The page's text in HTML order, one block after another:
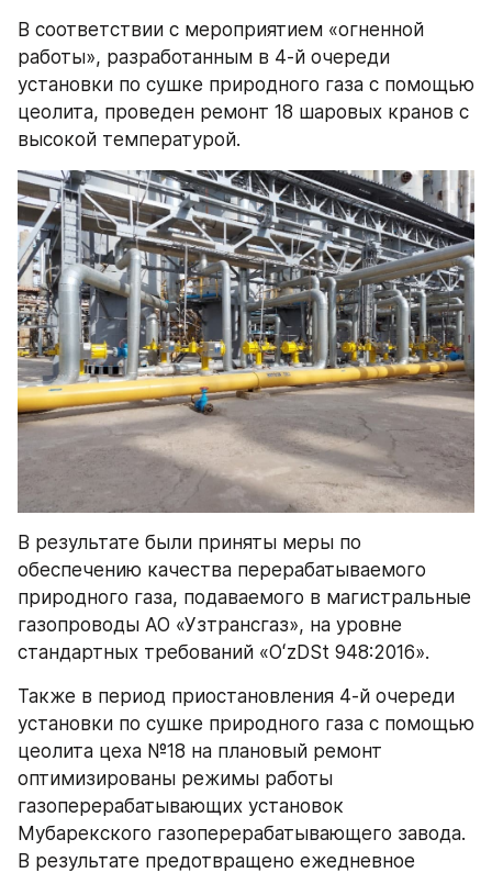
В соответствии с мероприятием «огненной
работы», разработанным в 4-й очереди
установки по сушке природного газа с помощью
цеолита, проведен ремонт 18 шаровых кранов с
высокой температурой.
В результате были приняты меры по
обеспечению качества перерабатываемого
природного газа, подаваемого в магистральные
газопроводы АО «Узтрансгаз», на уровне
стандартных требований «ОʻzDSt 948:2016».
Также в период приостановления 4-й очереди
установки по сушке природного газа с помощью
цеолита цеха №18 на плановый ремонт
оптимизированы режимы работы
газоперерабатывающих установок
Мубарекского газоперерабатывающего завода.
В результате предотвращено ежедневное